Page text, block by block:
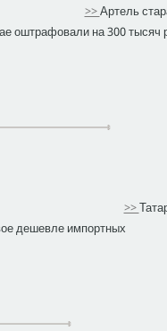
>>Артель
оштрафовали на 300 тысяч
>>
дешевле импортных